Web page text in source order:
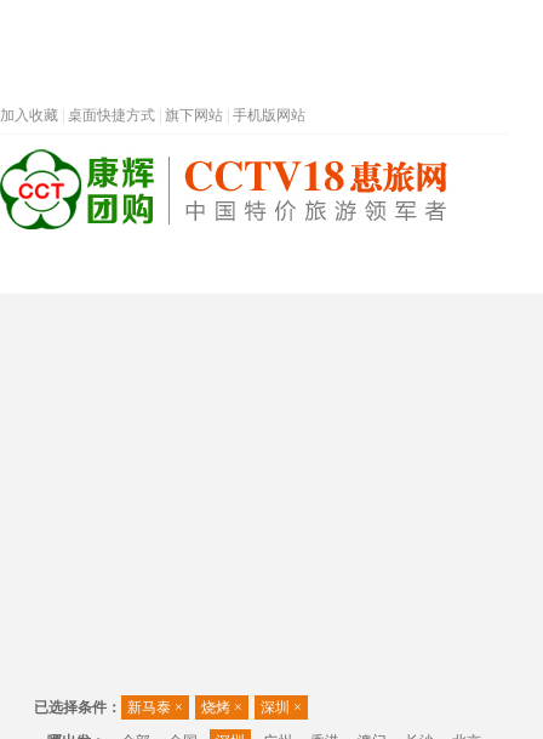
加入收藏 桌面快捷方式 旗下网站 手机版网站
已选择条件： 新马泰 × 烧烤 × 深圳 ×